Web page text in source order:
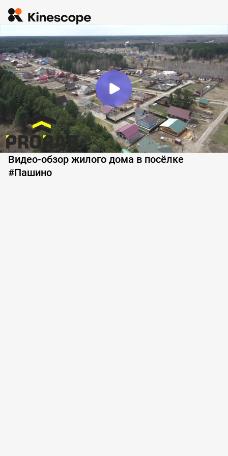
Видео-обзор жилого дома в посёлке
#Пашино